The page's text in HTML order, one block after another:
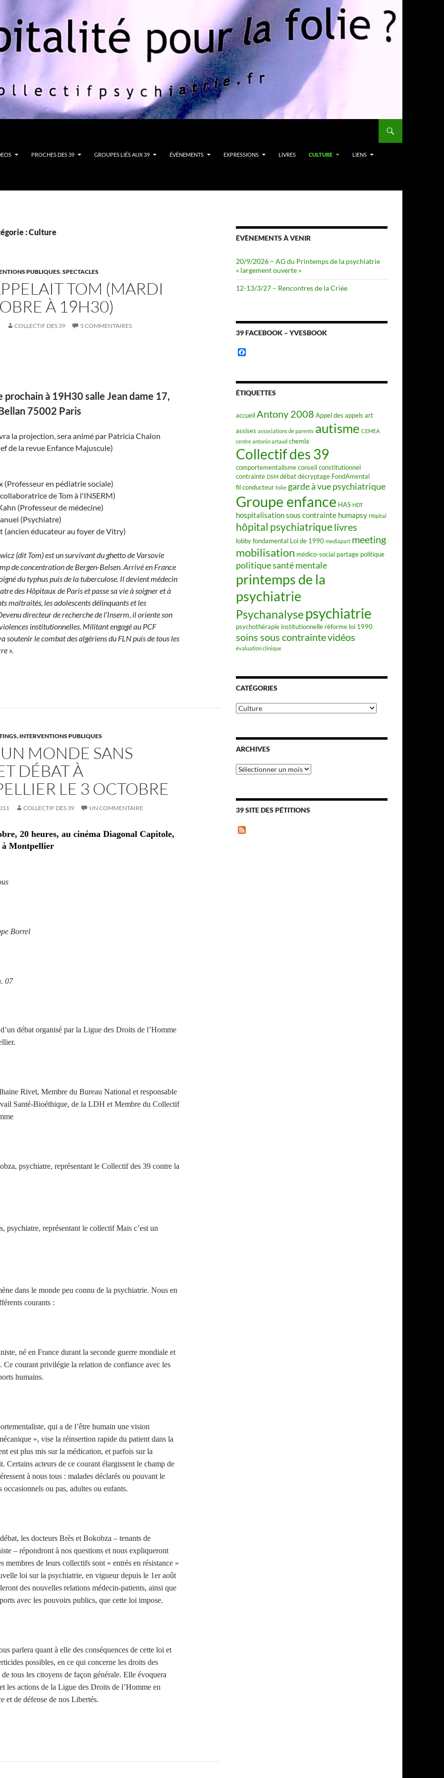
PROCHES DES 39 GROUPES LIÉS AUX 39 ÉVÉNEMENTS EXPRESSIONS LIVRES CULTURE LIENS
: Culture
PUBLIQUES,SPECTACLES
TOM (MARDI
À 19H30)
COLLECTIF DES 39 5 COMMENTAIRES
prochain à 19H30 salle Jean dame 17,
75002 Paris
la projection, sera animé par Patricia Chalon
de la revue Enfance Majuscule)
(Professeur en pédiatrie sociale)
de Tom à l'INSERM)
(Professeur de médecine)
(Psychiatre)
(ancien éducateur au foyer de Vitry)
(dit Tom) est un survivant du ghetto de Varsovie
de concentration de Bergen-Belsen. Arrivé en France
du typhus puis de la tuberculose. Il devient médecin
des Hôpitaux de Paris et passe sa vie à soigner et à
maltraités, les adolescents délinquants et les
directeur de recherche de l’Inserm, il oriente son
institutionnelles. Militant engagé au PCF
soutenir le combat des algériens du FLN puis de tous les
».
INTERVENTIONS PUBLIQUES
MONDE SANS
DÉBAT À
LE 3 OCTOBRE
COLLECTIF DES 39 UN COMMENTAIRE
20 heures, au cinéma Diagonal Capitole,
à Montpellier
Borrel
07
débat organisé par la Ligue des Droits de l’Homme
Rivet, Membre du Bureau National et responsable
Santé-Bioéthique, de la LDH et Membre du Collectif
psychiatre, représentant le Collectif des 39 contre la
psychiatre, représentant le collectif Mais c’est un
dans le monde peu connu de la psychiatrie. Nous en
courants :
né en France durant la seconde guerre mondiale et
Ce courant privilégie la relation de confiance avec les
humains.
qui a de l’être humain une vision
», vise la réinsertion rapide du patient dans la
est plus mis sur la médication, et parfois sur la
Certains acteurs de ce courant élargissent le champ de
à nous tous : malades déclarés ou pouvant le
occasionnels ou pas, adultes ou enfants.
les docteurs Brès et Bokobza – tenants de
– répondront à nos questions et nous expliqueront
membres de leurs collectifs sont « entrés en résistance »
loi sur la psychiatrie, en vigueur depuis le 1er août
des nouvelles relations médecin-patients, ainsi que
avec les pouvoirs publics, que cette loi impose.
parlera quant à elle des conséquences de cette loi et
possibles, en ce qui concerne les droits des
tous les citoyens de façon générale. Elle évoquera
les actions de la Ligue des Droits de l’Homme en
et de défense de nos Libertés.
ÉVÈNEMENTS À VENIR
20/9/2026 – AG du Printemps de la psychiatrie
« largement ouverte »
12-13/3/27 – Rencontres de la Criée
39 FACEBOOK – YVESBOOK
b
o
ÉTIQUETTES
accueilAntony 2008 Appel des appels art
assises associations de parents autisme CEMEA
centre antonin artaud chemla
Collectif des 39
comportementalismeconseil constitutionnel
contrainte DSM débatdécryptage FondAmental
fil conducteur folie garde à vue psychiatrique
Groupe enfance HAS HDT
hospitalisation sous contrainte humapsy Hôpital
hôpital psychiatriquelivres
lobby fondamental Loi de 1990 mediapart meeting
mobilisation médico-social partage politique
politique santé mentale
printemps de la
psychiatrie
Psychanalyse psychiatrie
psychothérapie institutionnelle réforme loi 1990
soins sous contraintevidéos
évaluation clinique
CATÉGORIES
Catégories
ARCHIVES
Archives
39 SITE DES PÉTITIONS